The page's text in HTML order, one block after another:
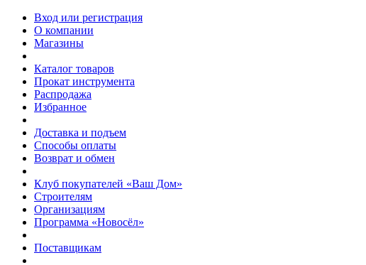
Вход или регистрация
О компании
Магазины
Каталог товаров
Прокат инструмента
Распродажа
Избранное
Доставка и подъем
Способы оплаты
Возврат и обмен
Клуб покупателей «Ваш Дом»
Строителям
Организациям
Программа «Новосёл»
Поставщикам